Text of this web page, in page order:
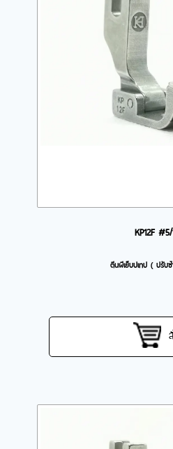
KP12F
ตีนผีเย็บปเทป ( ปรับ